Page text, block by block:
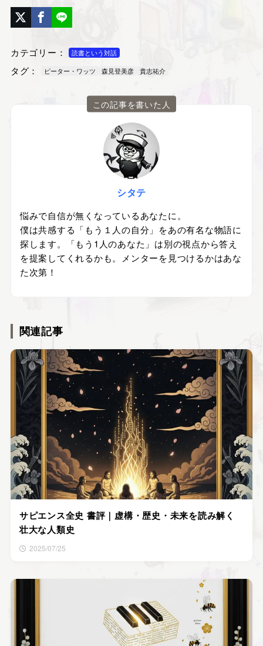
カテゴリー： 読書という対話
タグ： ピーター・ワッツ 森見登美彦 貴志祐介
この記事を書いた人
シタテ
悩みで自信が無くなっているあなたに。
僕は共感する「もう１人の自分」をあの有名な物語に
探します。「もう1人のあなた」は別の視点から答え
を提案してくれるかも。メンターを見つけるかはあな
た次第！
関連記事
サピエンス全史 書評｜虚構・歴史・未来を読み解く
壮大な人類史
2025/07/25